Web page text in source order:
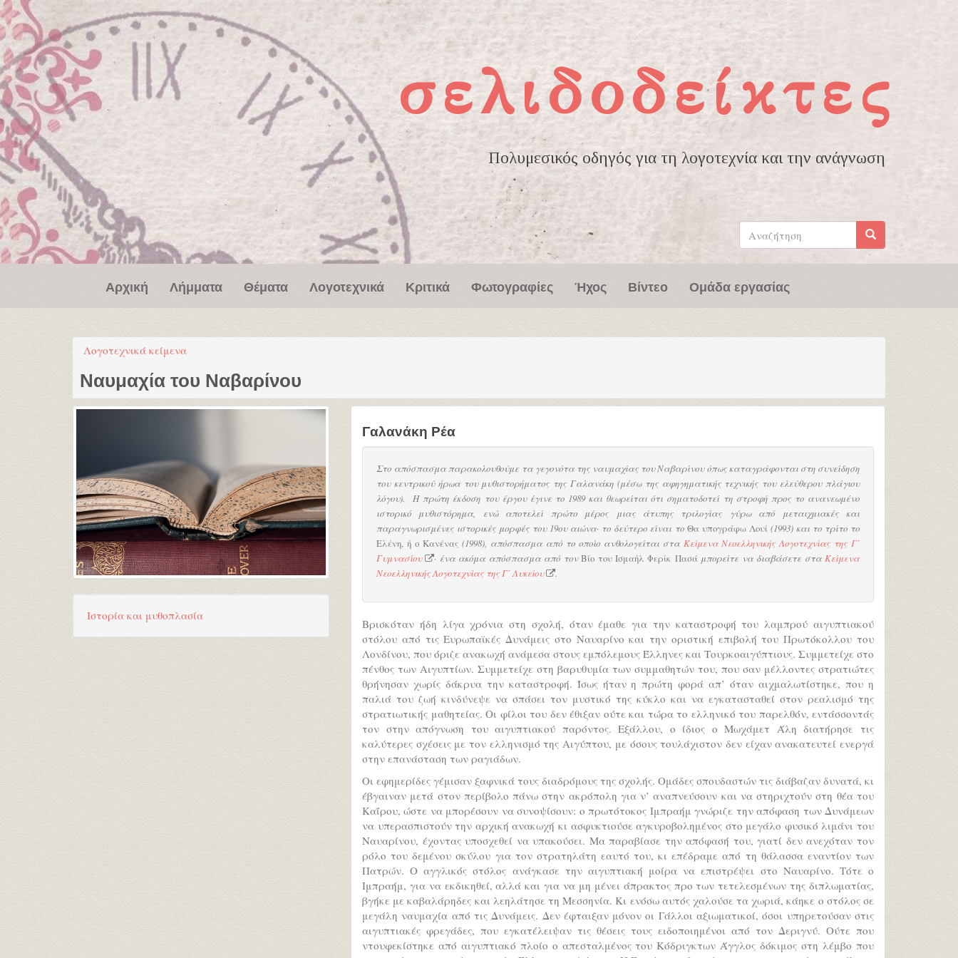
Παράκαμψη προς το κυρίως περιεχόμενο
σελιδοδείκτες
Πολυμεσικός οδηγός για τη λογοτεχνία και την ανάγνωση
Φόρμα
αναζήτησης
Αναζήτηση
Αρχική Λήμματα Θέματα Λογοτεχνικά Κριτικά Φωτογραφίες Ήχος Βίντεο Ομάδα εργασίας
Λογοτεχνικά κείμενα
Ναυμαχία του Ναβαρίνου
Ιστορία και μυθοπλασία
Γαλανάκη Ρέα
Στο απόσπασμα παρακολουθούμε τα γεγονότα της ναυμαχίας του Ναβαρίνου όπως καταγράφονται στη συνείδηση
του κεντρικού ήρωα του μυθιστορήματος της Γαλανάκη (μέσω της αφηγηματικής τεχνικής του ελεύθερου πλάγιου
λόγου). Η πρώτη έκδοση του έργου έγινε το 1989 και θεωρείται ότι σηματοδοτεί τη στροφή προς το ανανεωμένο
ιστορικό μυθιστόρημα, ενώ αποτελεί πρώτο μέρος μιας άτυπης τριλογίας γύρω από μεταιχμιακές και
παραγνωρισμένες ιστορικές μορφές του 19ου αιώνα· το δεύτερο είναι το Θα υπογράφω Λουί(1993) και το τρίτο το
Ελένη, ή ο Κανένας (1998), απόσπασμα από το οποίο ανθολογείται στα Κείμενα Νεοελληνικής Λογοτεχνίας της Γ΄
Γυμνασίου
· ένα ακόμα απόσπασμα από τονΒίο του Ισμαήλ Φερίκ Πασά μπορείτε να διαβάσετε στα Κείμενα
Νεοελληνικής Λογοτεχνίας της Γ΄ Λυκείου
Βρισκόταν ήδη λίγα χρόνια στη σχολή, όταν έμαθε για την καταστροφή του λαμπρού αιγυπτιακού
στόλου από τις Ευρωπαϊκές Δυνάμεις στο Ναυαρίνο και την οριστική επιβολή του Πρωτόκολλου του
Λονδίνου, που όριζε ανακωχή ανάμεσα στους εμπόλεμους Έλληνες και Τουρκοαιγύπτιους. Συμμετείχε στο
πένθος των Αιγυπτίων. Συμμετείχε στη βαρυθυμία των συμμαθητών του, που σαν μέλλοντες στρατιώτες
θρήνησαν χωρίς δάκρυα την καταστροφή. Ίσως ήταν η πρώτη φορά απ’ όταν αιχμαλωτίστηκε, που η
παλιά του ζωή κινδύνεψε να σπάσει τον μυστικό της κύκλο και να εγκατασταθεί στον ρεαλισμό της
στρατιωτικής μαθητείας. Οι φίλοι του δεν έθιξαν ούτε και τώρα το ελληνικό του παρελθόν, εντάσσοντάς
τον στην απόγνωση του αιγυπτιακού παρόντος. Εξάλλου, ο ίδιος ο Μωχάμετ Άλη διατήρησε τις
καλύτερες σχέσεις με τον ελληνισμό της Αιγύπτου, με όσους τουλάχιστον δεν είχαν ανακατευτεί ενεργά
στην επανάσταση των ραγιάδων.
Οι εφημερίδες γέμισαν ξαφνικά τους διαδρόμους της σχολής. Ομάδες σπουδαστών τις διάβαζαν δυνατά, κι
έβγαιναν μετά στον περίβολο πάνω στην ακρόπολη για ν’ αναπνεύσουν και να στηριχτούν στη θέα του
Καΐρου, ώστε να μπορέσουν να συνοψίσουν: ο πρωτότοκος Ιμπραήμ γνώριζε την απόφαση των Δυνάμεων
να υπερασπιστούν την αρχική ανακωχή κι ασφυκτιούσε αγκυροβολημένος στο μεγάλο φυσικό λιμάνι του
Ναυαρίνου, έχοντας υποσχεθεί να υπακούσει. Μα παραβίασε την απόφασή του, γιατί δεν ανεχόταν τον
ρόλο του δεμένου σκύλου για τον στρατηλάτη εαυτό του, κι επέδραμε από τη θάλασσα εναντίον των
Πατρών. Ο αγγλικός στόλος ανάγκασε την αιγυπτιακή μοίρα να επιστρέψει στο Ναυαρίνο. Τότε ο
Ιμπραήμ, για να εκδικηθεί, αλλά και για να μη μένει άπρακτος προ των τετελεσμένων της διπλωματίας,
βγήκε με καβαλάρηδες και λεηλάτησε τη Μεσσηνία. Κι ενόσω αυτός χαλούσε τα χωριά, κάηκε ο στόλος σε
μεγάλη ναυμαχία από τις Δυνάμεις. Δεν έφταιξαν μόνον οι Γάλλοι αξιωματικοί, όσοι υπηρετούσαν στις
αιγυπτιακές φρεγάδες, που εγκατέλειψαν τις θέσεις τους ειδοποιημένοι από τον Δεριγνύ. Ούτε που
ντουφεκίστηκε από αιγυπτιακό πλοίο ο απεσταλμένος του Κόδριγκτων Άγγλος δόκιμος στη λέμβο που